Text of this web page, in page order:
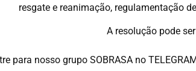
resgate e reanimação, regulamentação
A resolução pode
para nosso grupo SOBRASA no